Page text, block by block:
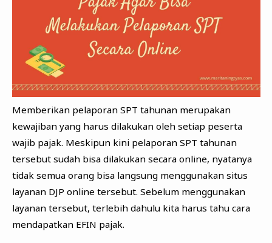
Memberikan pelaporan SPT tahunan merupakan
kewajiban yang harus dilakukan oleh setiap peserta
wajib pajak. Meskipun kini pelaporan SPT tahunan
tersebut sudah bisa dilakukan secara online, nyatanya
tidak semua orang bisa langsung menggunakan situs
layanan DJP online tersebut. Sebelum menggunakan
layanan tersebut, terlebih dahulu kita harus tahu cara
mendapatkan EFIN pajak.